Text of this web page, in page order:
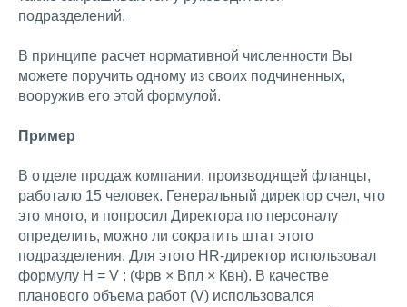
подразделений.
В принципе расчет нормативной численности Вы
можете поручить одному из своих подчиненных,
вооружив его этой формулой.
Пример
В отделе продаж компании, производящей фланцы,
работало 15 человек. Генеральный директор счел, что
это много, и попросил Директора по персоналу
определить, можно ли сократить штат этого
подразделения. Для этого HR-директор использовал
формулу Н = V : (Фрв × Впл × Квн). В качестве
планового объема работ (V) использовался